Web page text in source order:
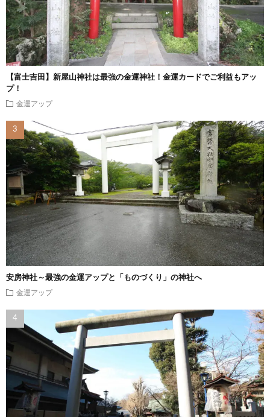
【富士吉田】新屋山神社は最強の金運神社！金運カードでご利益もアッ
プ！
金運アップ
安房神社～最強の金運アップと「ものづくり」の神社へ
金運アップ